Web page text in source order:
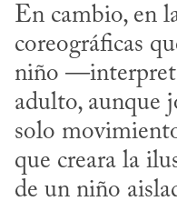
En cambio, en
coreográficas
niño
adulto,
solo
que creara la
de un niño